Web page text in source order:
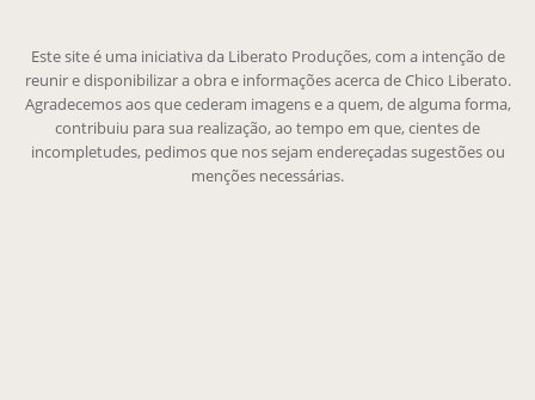
Este site é uma iniciativa da Liberato Produções, com a intenção de
reunir e disponibilizar a obra e informações acerca de Chico Liberato.
Agradecemos aos que cederam imagens e a quem, de alguma forma,
contribuiu para sua realização, ao tempo em que, cientes de
incompletudes, pedimos que nos sejam endereçadas sugestões ou
menções necessárias.